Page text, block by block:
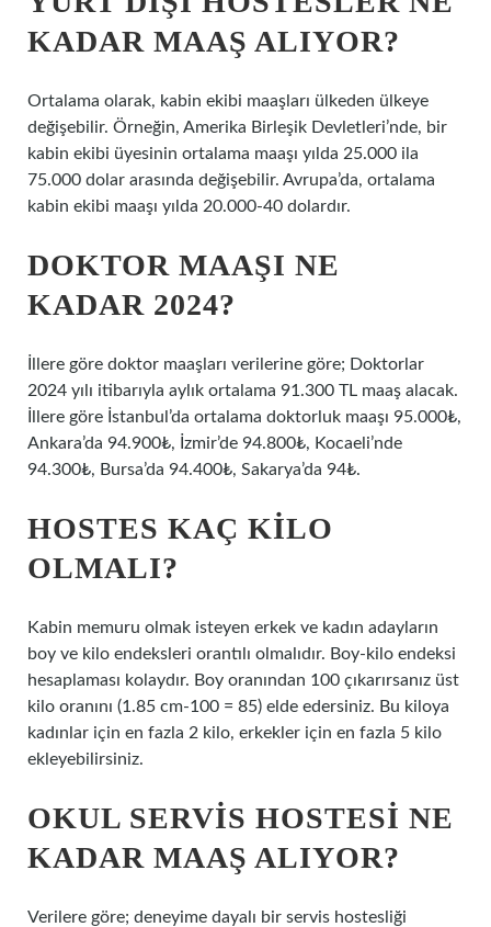
KADAR MAAŞ ALIYOR?
Ortalama olarak, kabin ekibi maaşları ülkeden ülkeye
değişebilir. Örneğin, Amerika Birleşik Devletleri’nde, bir
kabin ekibi üyesinin ortalama maaşı yılda 25.000 ila
75.000 dolar arasında değişebilir. Avrupa’da, ortalama
kabin ekibi maaşı yılda 20.000-40 dolardır.
DOKTOR MAAŞI NE
KADAR 2024?
İllere göre doktor maaşları verilerine göre; Doktorlar
2024 yılı itibarıyla aylık ortalama 91.300 TL maaş alacak.
İllere göre İstanbul’da ortalama doktorluk maaşı 95.000₺,
Ankara’da 94.900₺, İzmir’de 94.800₺, Kocaeli’nde
94.300₺, Bursa’da 94.400₺, Sakarya’da 94₺.
HOSTES KAÇ KILO
OLMALI?
Kabin memuru olmak isteyen erkek ve kadın adayların
boy ve kilo endeksleri orantılı olmalıdır. Boy-kilo endeksi
hesaplaması kolaydır. Boy oranından 100 çıkarırsanız üst
kilo oranını (1.85 cm-100 = 85) elde edersiniz. Bu kiloya
kadınlar için en fazla 2 kilo, erkekler için en fazla 5 kilo
ekleyebilirsiniz.
OKUL SERVIS HOSTESI NE
KADAR MAAŞ ALIYOR?
Verilere göre; deneyime dayalı bir servis hostesliği